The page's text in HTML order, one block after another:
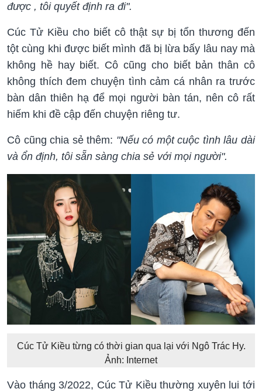
được , tôi quyết định ra đi".
Cúc Tử Kiều cho biết cô thật sự bị tổn thương đến
tột cùng khi được biết mình đã bị lừa bấy lâu nay mà
không hề hay biết. Cô cũng cho biết bản thân cô
không thích đem chuyện tình cảm cá nhân ra trước
bàn dân thiên hạ để mọi người bàn tán, nên cô rất
hiếm khi đề cập đến chuyện riêng tư.
Cô cũng chia sẻ thêm: "Nếu có một cuộc tình lâu dài
và ổn định, tôi sẵn sàng chia sẻ với mọi người".
Cúc Tử Kiều từng có thời gian qua lại với Ngô Trác Hy.
Ảnh: Internet
Vào tháng 3/2022, Cúc Tử Kiều thường xuyên lui tới